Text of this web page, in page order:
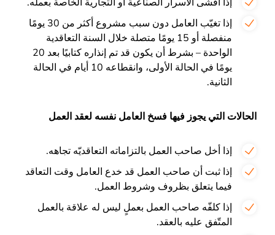
إذا تغيّب العامل دون سبب مشروع أكثر من 30 يومًا
منفصلة أو 15 يومًا متصلة خلال السنة التعاقدية
الواحدة – بشرط أن يكون قد تم إنذاره كتابيًا بعد 20
يومًا في الحالة الأولى، وانقطاعه 10 أيام في الحالة
الثانية.
الحالات التي يجوز فيها فسخ العامل نفسه لعقد العمل
إذا أخل صاحب العمل بالتزاماته التعاقديّه تجاهه.
إذا ثبت أن صاحب العمل قد خدع العامل وقت التعاقد
فيما يتعلق بظروف وشروط العمل.
إذا كلفّه صاحب العمل بعملٍ ليس له علاقة بالعمل
المتّفق عليه بالعقد.